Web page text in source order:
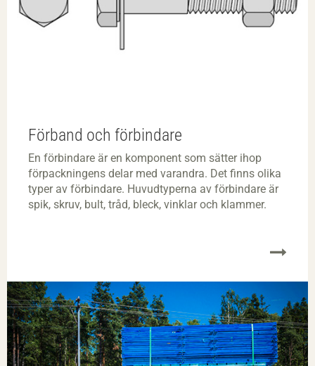
Förband och förbindare
En förbindare är en komponent som sätter ihop
förpackningens delar med varandra. Det finns olika
typer av förbindare. Huvudtyperna av förbindare är
spik, skruv, bult, tråd, bleck, vinklar och klammer.